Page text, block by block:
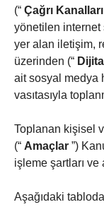
(“ Çağrı Kanalları
yönetilen
yer alan iletişim,
üzerinden (“
ait sosyal medya
vasıtasıyla
Toplanan kişisel
(“ Amaçlar ”)
işleme şartları ve
Aşağıdaki